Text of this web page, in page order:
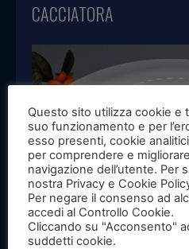
CACCIATORA
Questo sito utilizza cookie e
suo funzionamento e per
esso presenti, cookie
per comprendere e
navigazione dell’utente. Per
nostra Privacy e Cookie
Per negare il consenso ad
accedi al Controllo Cookie.
Cliccando su "Acconsento"
suddetti cookie.